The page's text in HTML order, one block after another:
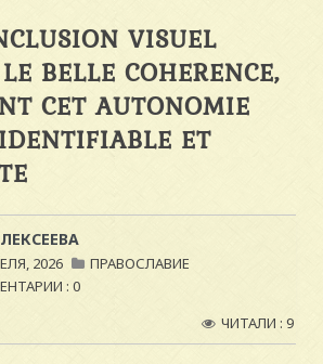
VISUEL
BELLE COHERENCE,
CET AUTONOMIE
ET
2026
ПРАВОСЛАВИЕ
: 0
ЧИТАЛИ : 9